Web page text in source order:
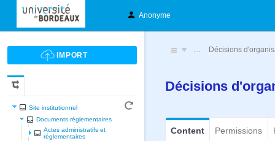
Anonyme
Site institutionnel
Documents réglementaires
Actes administratifs et
réglementaires
… Décisions
Décisions
Content Permissions